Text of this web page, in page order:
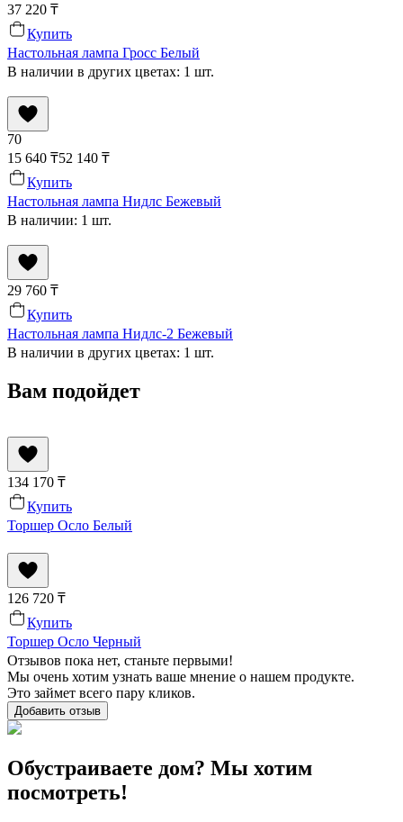
37 220 ₸
Купить
Настольная лампа Гросс Белый
В наличии в других цветах: 1 шт.
70
15 640 ₸52 140 ₸
Купить
Настольная лампа Нидлс Бежевый
В наличии: 1 шт.
29 760 ₸
Купить
Настольная лампа Нидлс-2 Бежевый
В наличии в других цветах: 1 шт.
Вам подойдет
134 170 ₸
Купить
Торшер Осло Белый
126 720 ₸
Купить
Торшер Осло Черный
Отзывов пока нет, станьте первыми!
Мы очень хотим узнать ваше мнение о нашем продукте.
Это займет всего пару кликов.
Добавить отзыв
Обустраиваете дом? Мы хотим
посмотреть!